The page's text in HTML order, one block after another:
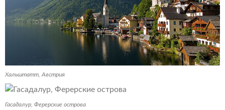
Хальштатт, Австрия
Гасадалур, Ферерские острова